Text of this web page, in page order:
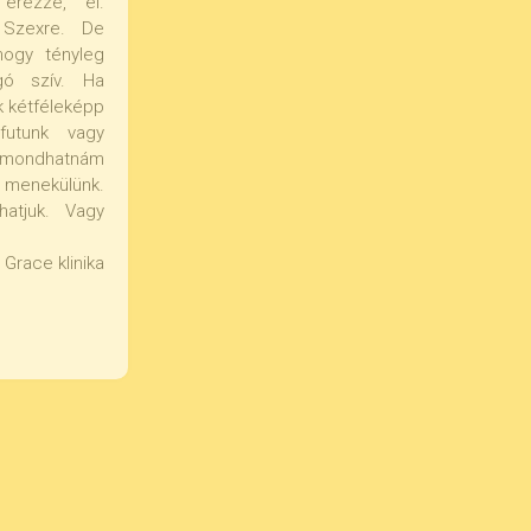
De
tényleg
szív. Ha
kétféleképp
vagy
Vagy
Grace klinika